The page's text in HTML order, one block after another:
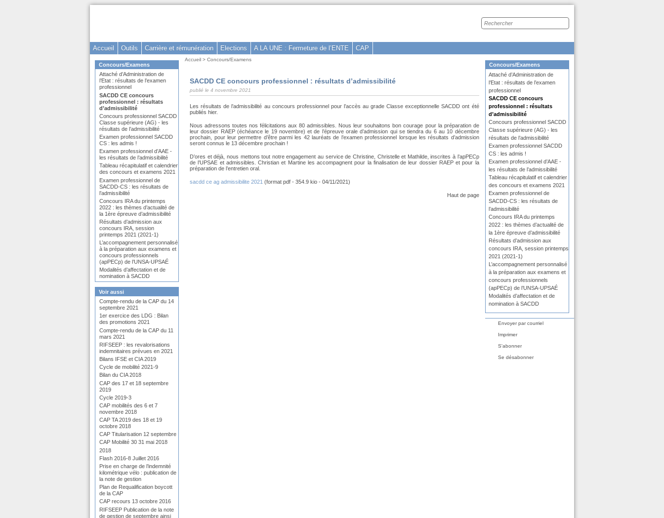
Recherche
sur
site
Accueil Outils Carrière et rémunération Elections A LA UNE : Fermeture de l’ENTE CAP
Dans
la
rubrique
:
Concours/Examens
Attaché d’Administration de
l’Etat : résultats de l’examen
professionnel
SACDD CE concours
professionnel : résultats
d’admissibilité
Concours professionnel SACDD
Classe supérieure (AG) - les
résultats de l’admissibilité
Examen professionnel SACDD
CS : les admis !
Examen professionnel d’AAE -
les résultats de l’admissibilité
Tableau récapitulatif et calendrier
des concours et examens 2021
Examen professionnel de
SACDD-CS : les résultats de
l’admissibilité
Concours IRA du printemps
2022 : les thèmes d’actualité de
la 1ère épreuve d’admissibilité
Résultats d’admission aux
concours IRA, session
printemps 2021 (2021-1)
L’accompagnement personnalisé
à la préparation aux examens et
concours professionnels
(apPECp) de l’UNSA-UPSAÉ
Modalités d’affectation et de
nomination à SACDD
Voir aussi
Compte-rendu de la CAP du 14
septembre 2021
1er exercice des LDG : Bilan
des promotions 2021
Compte-rendu de la CAP du 11
mars 2021
RIFSEEP : les revalorisations
indemnitaires prévues en 2021
Bilans IFSE et CIA 2019
Cycle de mobilité 2021-9
Bilan du CIA 2018
CAP des 17 et 18 septembre
2019
Cycle 2019-3
CAP mobilités des 6 et 7
novembre 2018
CAP TA 2019 des 18 et 19
octobre 2018
CAP Titularisation 12 septembre
CAP Mobilité 30 31 mai 2018
2018
Flash 2016-8 Juillet 2016
Prise en charge de l’indemnité
kilométrique vélo : publication de
la note de gestion
Plan de Requalification boycott
de la CAP
CAP recours 13 octobre 2016
RIFSEEP Publication de la note
de gestion de septembre ainsi
Vous
Accueil >Concours/Examens
SACDD CE concours professionnel : résultats d’admissibilité
publié le 4 novembre 2021
Les résultats de l’admissibilité au concours professionnel pour l’accès au grade Classe exceptionnelle SACDD ont été
publiés hier.
Nous adressons toutes nos félicitations aux 80 admissibles. Nous leur souhaitons bon courage pour la préparation de
leur dossier RAEP (échéance le 19 novembre) et de l’épreuve orale d’admission qui se tiendra du 6 au 10 décembre
prochain, pour leur permettre d’être parmi les 42 lauréats de l’examen professionnel lorsque les résultats d’admission
seront connus le 13 décembre prochain !
D’ores et déjà, nous mettons tout notre engagement au service de Christine, Christelle et Mathilde, inscrites à l’apPECp
de l’UPSAE et admissibles. Christian et Martine les accompagnent pour la finalisation de leur dossier RAEP et pour la
préparation de l’entretien oral.
sacdd ce ag admissibilite 2021 (format pdf - 354.9 kio - 04/11/2021)
Haut de page
Dans
la
rubrique
:
Concours/Examens
Attaché d’Administration de
l’Etat : résultats de l’examen
professionnel
SACDD CE concours
professionnel : résultats
d’admissibilité
Concours professionnel SACDD
Classe supérieure (AG) - les
résultats de l’admissibilité
Examen professionnel SACDD
CS : les admis !
Examen professionnel d’AAE -
les résultats de l’admissibilité
Tableau récapitulatif et calendrier
des concours et examens 2021
Examen professionnel de
SACDD-CS : les résultats de
l’admissibilité
Concours IRA du printemps
2022 : les thèmes d’actualité de
la 1ère épreuve d’admissibilité
Résultats d’admission aux
concours IRA, session printemps
2021 (2021-1)
L’accompagnement personnalisé
à la préparation aux examens et
concours professionnels
(apPECp) de l’UNSA-UPSAÉ
Modalités d’affectation et de
nomination à SACDD
Envoyer par courriel
Imprimer
S'abonner
Se désabonner